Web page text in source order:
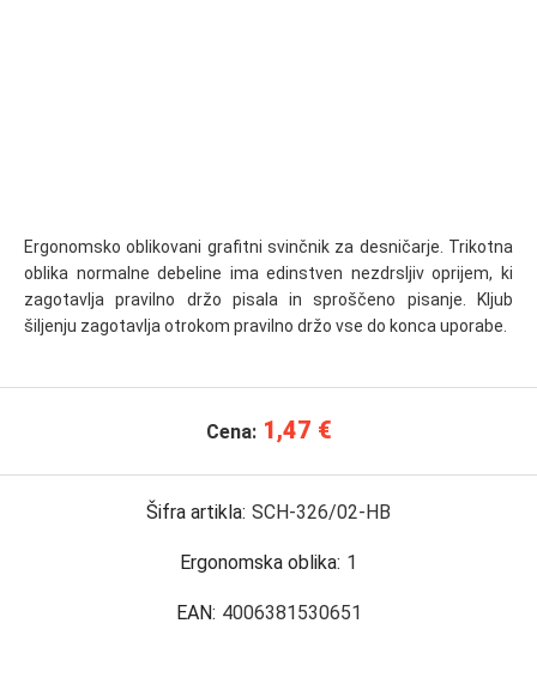
Ergonomsko oblikovani grafitni svinčnik za desničarje. Trikotna
oblika normalne debeline ima edinstven nezdrsljiv oprijem, ki
zagotavlja pravilno držo pisala in sproščeno pisanje. Kljub
šiljenju zagotavlja otrokom pravilno držo vse do konca uporabe.
Cena: 1,47 €
Šifra artikla: SCH-326/02-HB
Ergonomska oblika: 1
EAN: 4006381530651